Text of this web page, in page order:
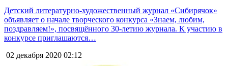
Детский литературно-художественный журнал «Сибирячок»
объявляет о начале творческого конкурса «Знаем, любим,
поздравляем!», посвящённого 30-летию журнала. К участию в
конкурсе приглашаются…
02 декабря 2020 02:12